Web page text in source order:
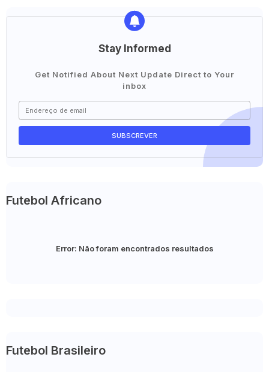
Stay Informed
Get Notified About Next Update Direct to Your
inbox
Futebol Africano
Error: Não foram encontrados resultados
Futebol Brasileiro